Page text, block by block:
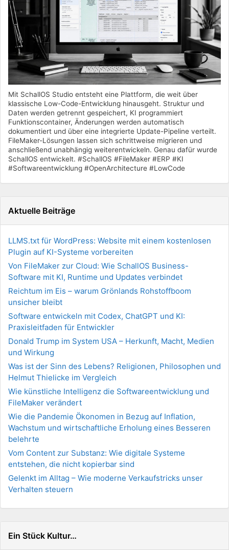
Mit SchallOS Studio entsteht eine Plattform, die weit über
klassische Low-Code-Entwicklung hinausgeht. Struktur und
Daten werden getrennt gespeichert, KI programmiert
Funktionscontainer, Änderungen werden automatisch
dokumentiert und über eine integrierte Update-Pipeline verteilt.
FileMaker-Lösungen lassen sich schrittweise migrieren und
anschließend unabhängig weiterentwickeln. Genau dafür wurde
SchallOS entwickelt. #SchallOS #FileMaker #ERP #KI
#Softwareentwicklung #OpenArchitecture #LowCode
Aktuelle Beiträge
LLMS.txt für WordPress: Website mit einem kostenlosen
Plugin auf KI-Systeme vorbereiten
Von FileMaker zur Cloud: Wie SchallOS Business-
Software mit KI, Runtime und Updates verbindet
Reichtum im Eis – warum Grönlands Rohstoffboom
unsicher bleibt
Software entwickeln mit Codex, ChatGPT und KI:
Praxisleitfaden für Entwickler
Donald Trump im System USA – Herkunft, Macht, Medien
und Wirkung
Was ist der Sinn des Lebens? Religionen, Philosophen und
Helmut Thielicke im Vergleich
Wie künstliche Intelligenz die Softwareentwicklung und
FileMaker verändert
Wie die Pandemie Ökonomen in Bezug auf Inflation,
Wachstum und wirtschaftliche Erholung eines Besseren
belehrte
Vom Content zur Substanz: Wie digitale Systeme
entstehen, die nicht kopierbar sind
Gelenkt im Alltag – Wie moderne Verkaufstricks unser
Verhalten steuern
Ein Stück Kultur…